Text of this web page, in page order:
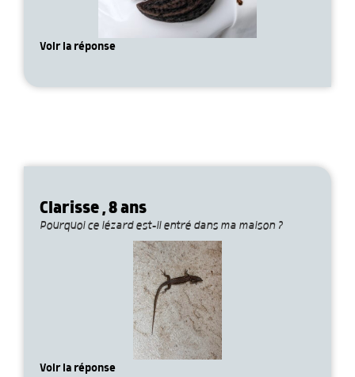
Voir la réponse
Clarisse , 8 ans
Pourquoi ce lézard est-il entré dans ma maison ?
Voir la réponse